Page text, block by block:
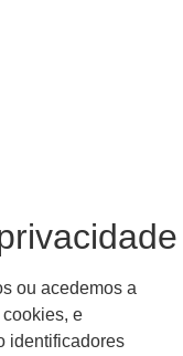
ou acedemos a
e
identificadores